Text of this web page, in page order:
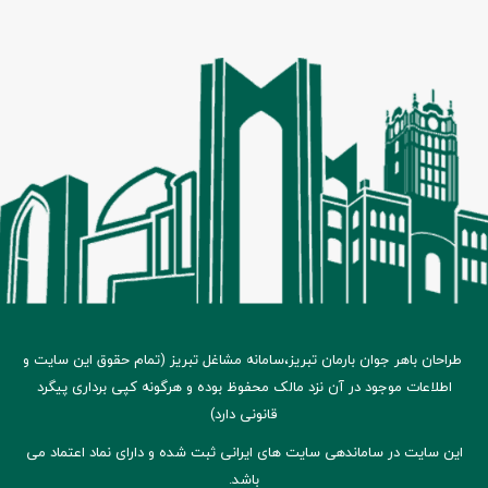
طراحان باهر جوان بارمان تبریز،سامانه مشاغل تبریز (تمام حقوق این سایت و
اطلاعات موجود در آن نزد مالک محفوظ بوده و هرگونه کپی برداری پیگرد
قانونی دارد)
این سایت در ساماندهی سایت های ایرانی ثبت شده و دارای نماد اعتماد می
باشد.